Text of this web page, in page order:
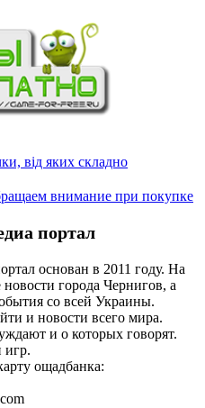
від яких складно
внимание при покупке
портал
основан в 2011 году. На
города Чернигов, а
со всей Украины.
и новости всего мира.
и о которых говорят.
игр.
ощадбанка: